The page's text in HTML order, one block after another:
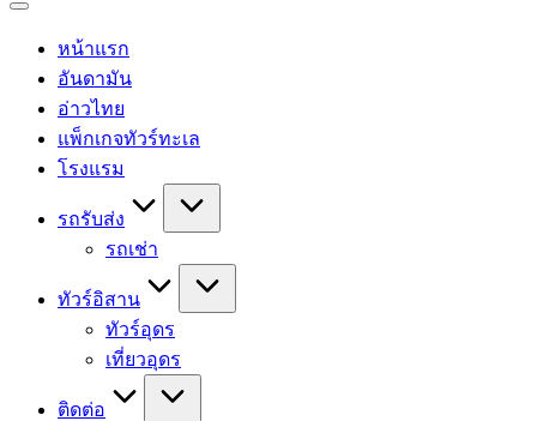
หน้าแรก
อันดามัน
อ่าวไทย
แพ็กเกจทัวร์ทะเล
โรงแรม
รถรับส่ง
รถเช่า
ทัวร์อิสาน
ทัวร์อุดร
เที่ยวอุดร
ติดต่อ